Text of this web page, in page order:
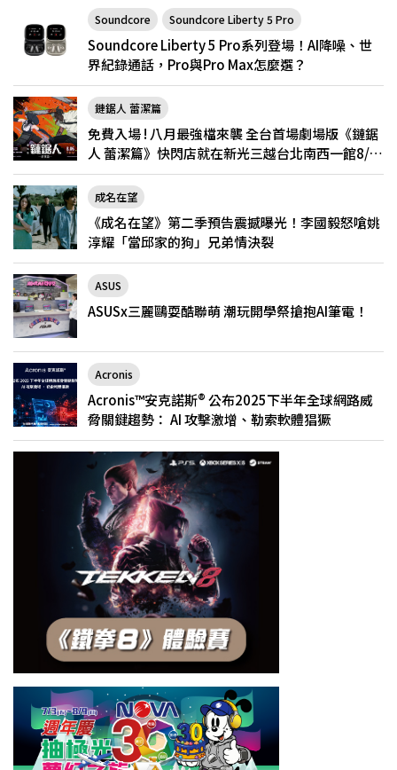
Soundcore Soundcore Liberty 5 Pro
Soundcore Liberty 5 Pro系列登場！AI降噪、世
界紀錄通話，Pro與Pro Max怎麼選？
鏈鋸人 蕾潔篇
免費入場 ! 八月最強檔來襲 全台首場劇場版《鏈鋸
人 蕾潔篇》快閃店就在新光三越台北南西一館8/6
限定登場
成名在望
《成名在望》第二季預告震撼曝光！李國毅怒嗆姚
淳耀「當邱家的狗」兄弟情決裂
ASUS
ASUSx三麗鷗耍酷聯萌 潮玩開學祭搶抱AI筆電！
Acronis
Acronis™安克諾斯® 公布2025下半年全球網路威
脅關鍵趨勢： AI 攻擊激增、勒索軟體猖獗